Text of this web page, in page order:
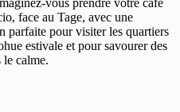
vous prendre votre café
face au Tage, avec une
parfaite pour visiter les quartiers
estivale et pour savourer des
le calme.